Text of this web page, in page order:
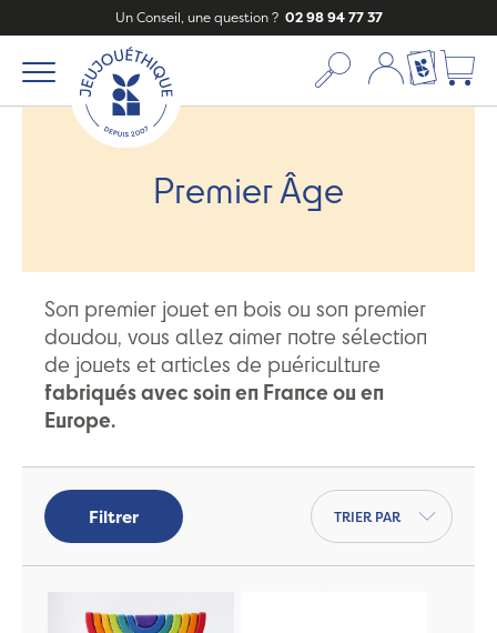
Un Conseil, une question ? 02 98 94 77 37
Mon compte
Ma liste
Premier Âge
Son premier jouet en bois ou son premier
doudou, vous allez aimer notre sélection
de jouets et articles de puériculture
fabriqués avec soin en France ou en
Europe.
Filtrer
Trier par